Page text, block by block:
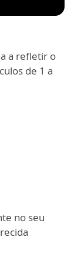
a refletir o
de 1 a
no seu